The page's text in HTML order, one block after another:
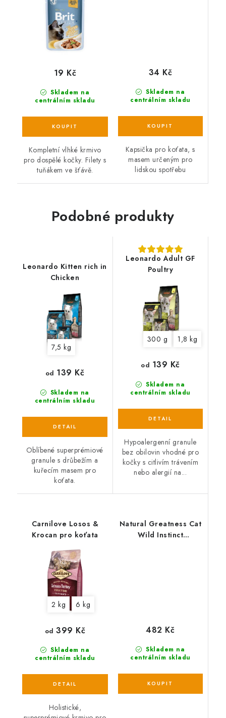
Skladem na
centrálním skladu
19 Kč
Kompletní vlhké krmivo
pro dospělé kočky. Filety s
tuňákem ve šťávě.
Skladem na
centrálním skladu
34 Kč
Kapsička pro koťata, s
masem určeným pro
lidskou spotřebu
Podobné produkty
Leonardo Kitten rich in
Chicken
7,5 kg
Skladem na
centrálním skladu
od 139 Kč
Oblíbené superprémiové
granule s drůbežím a
kuřecím masem pro
koťata.
Leonardo Adult GF
Poultry
300 g 1,8 kg
Skladem na
centrálním skladu
od 139 Kč
Hypoalergenní granule
bez obilovin vhodné pro
kočky s citlivím trávením
nebo alergií na...
Carnilove Losos &
Krocan pro koťata
2 kg 6 kg
Skladem na
centrálním skladu
od 399 Kč
Holistické,
Natural Greatness Cat
Wild Instinct
Skladem na
centrálním skladu
482 Kč